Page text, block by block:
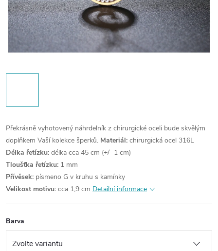
Překrásně vyhotovený náhrdelník z chirurgické oceli bude skvělým
doplňkem Vaší kolekce šperků. Materiál: chirurgická ocel 316L
Délka řetízku: délka cca 45 cm (+/- 1 cm)
Tloušťka řetízku: 1 mm
Přívěsek: písmeno G v kruhu s kamínky
Velikost motivu: cca 1,9 cm Detailní informace
Barva